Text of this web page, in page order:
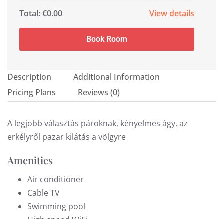
Description
Additional Information
Pricing Plans
Reviews (0)
A legjobb választás pároknak, kényelmes ágy, az
erkélyről pazar kilátás a völgyre
Amenities
Air conditioner
Cable TV
Swimming pool
Total:€0.00 View details
Book Room